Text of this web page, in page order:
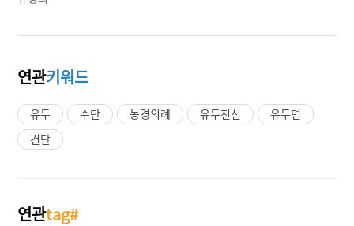
연관키워드
유두 수단 농경의례 유두천신
유두면
건단
연관tag#